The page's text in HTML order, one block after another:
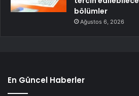
bölümler
Ağustos 6, 2026
En Güncel Haberler